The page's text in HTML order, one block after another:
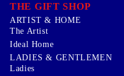
THE GIFT SHOP
ARTIST & HOME
The Artist
Ideal Home
LADIES & GENTLEMEN
Ladies